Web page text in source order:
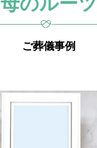
ご葬儀事例